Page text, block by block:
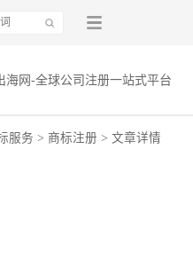
海网-全球公司注册一站式平台
服务 > 商标注册 > 文章详情